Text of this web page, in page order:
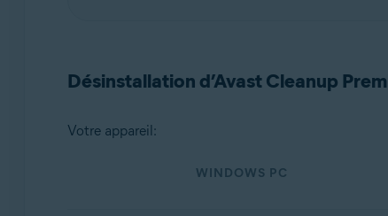
Microsoft Windows 7 Édition Familiale Basique/
Apple macOS 13.x (Ventura)
Désinstallation d’Avast Cleanup
Votre appareil:
WINDOWS PC